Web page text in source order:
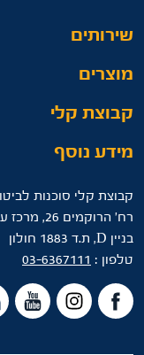
שירותים
מוצרים
קבוצת קלי
מידע נוסף
קבוצת קלי סוכנות
רח’ הרוקמים 26, מרכז עזריאלי
בניין D, ת.ד 1883 חולון
טלפון : 03-6367111